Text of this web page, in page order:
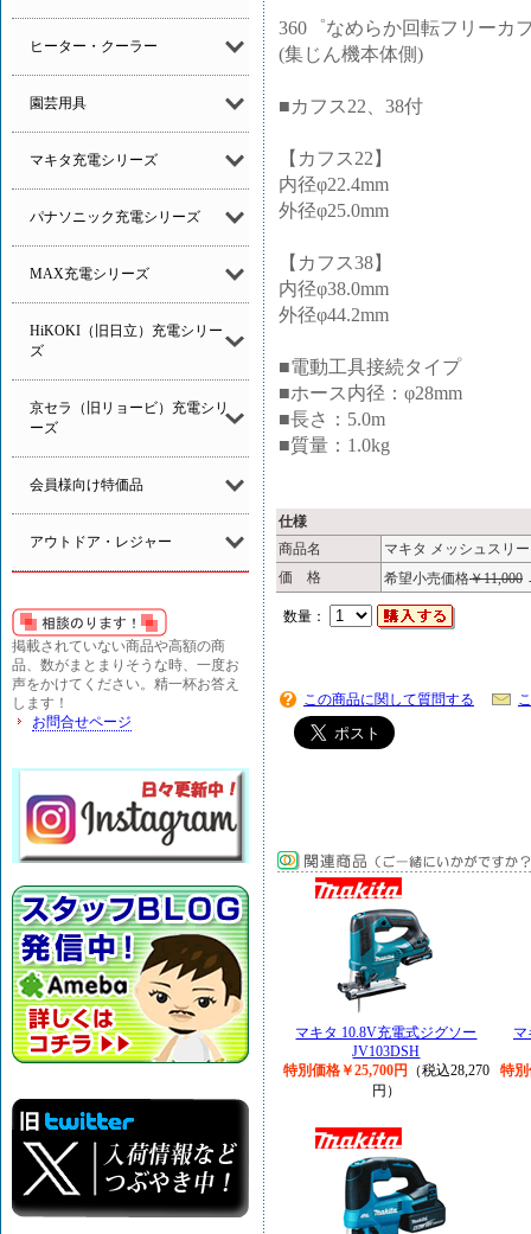
ヒーター・クーラー
園芸用具
マキタ充電シリーズ
パナソニック充電シリーズ
MAX充電シリーズ
HiKOKI（旧日立）充電シリー
ズ
京セラ（旧リョービ）充電シリ
ーズ
会員様向け特価品
アウトドア・レジャー
掲載されていない商品や高額の商
品、数がまとまりそうな時、一度お
声をかけてください。精一杯お答え
します！
お問合せページ
360゜なめらか回転フリーカ
(集じん機本体側)
■カフス22、38付
【カフス22】
内径φ22.4mm
外径φ25.0mm
【カフス38】
内径φ38.0mm
外径φ44.2mm
■電動工具接続タイプ
■ホース内径：φ28mm
■長さ：5.0m
■質量：1.0kg
仕様
商品名
マキタ メッシュスリ
価 格
希望小売価格￥11,000
数量：
この商品に関して質問する
マキタ 10.8V充電式ジグソー
JV103DSH
特別価格￥25,700円
（税込28,270
円）
マ
特別